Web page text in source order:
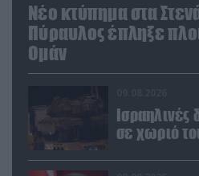
Νέο κτύπημα στα
Πύραυλος έπληξε
Ομάν
Ισραηλινές
σε χωριό